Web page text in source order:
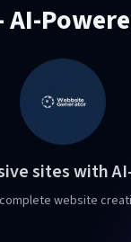
sites with
website